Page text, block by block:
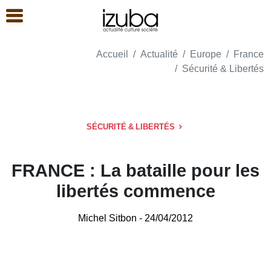
Accueil Actualité Europe
France
Sécurité & Libertés
SÉCURITÉ & LIBERTÉS
FRANCE : La bataille pour les
libertés commence
Michel Sitbon - 24/04/2012